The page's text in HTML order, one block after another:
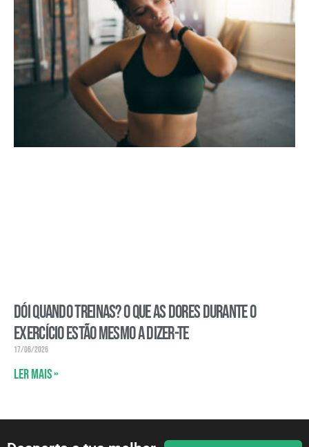
Dói quando treinas? O que as dores durante o
exercício estão mesmo a dizer-te
17/06/2026
Ler mais »